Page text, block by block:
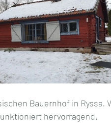
Bauernhof in Ryssa.
hervorragend.